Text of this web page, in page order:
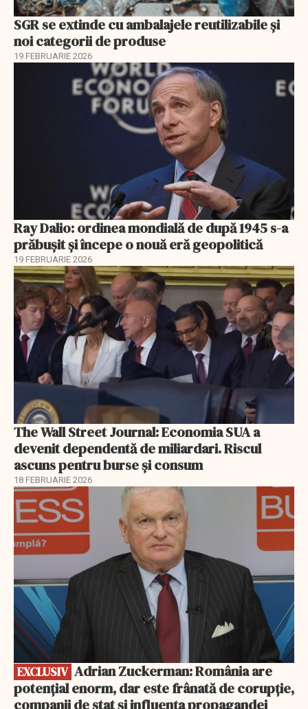
SGR se extinde cu ambalajele reutilizabile și
noi categorii de produse
19 FEBRUARIE 2026
Ray Dalio: ordinea mondială de după 1945 s-a
prăbușit și începe o nouă eră geopolitică
19 FEBRUARIE 2026
The Wall Street Journal: Economia SUA a
devenit dependentă de miliardari. Riscul
ascuns pentru burse și consum
18 FEBRUARIE 2026
EXCLUSIV
EXCLUSIV
potențial enorm, dar este frânată de corupție,
companii de stat și influența propagandei